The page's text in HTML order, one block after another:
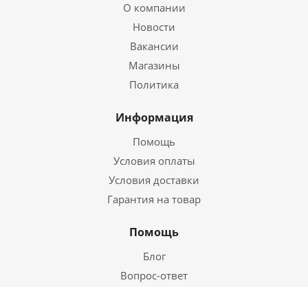
О компании
Новости
Вакансии
Магазины
Политика
Информация
Помощь
Условия оплаты
Условия доставки
Гарантия на товар
Помощь
Блог
Вопрос-ответ